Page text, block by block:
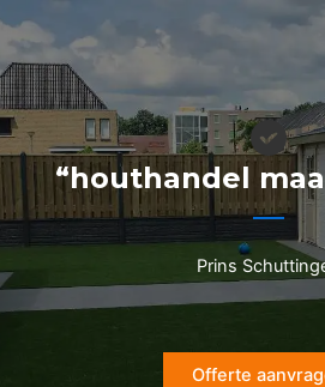
naar
de
inhoud
“houthandel
Prins
Offerte